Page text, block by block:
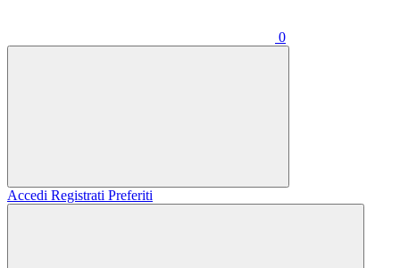
0
Accedi Registrati Preferiti